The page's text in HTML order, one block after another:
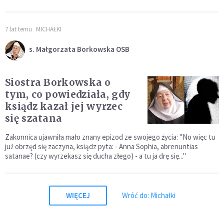
7 lat temu MICHAŁKI
s. Małgorzata Borkowska OSB
Siostra Borkowska o
tym, co powiedziała, gdy
ksiądz kazał jej wyrzec
się szatana
Zakonnica ujawniła mało znany epizod ze swojego życia: "No więc tu
już obrzęd się zaczyna, ksiądz pyta: - Anna Sophia, abrenuntias
satanae? (czy wyrzekasz się ducha złego) - a tu ja drę się..."
WIĘCEJ Wróć do: Michałki